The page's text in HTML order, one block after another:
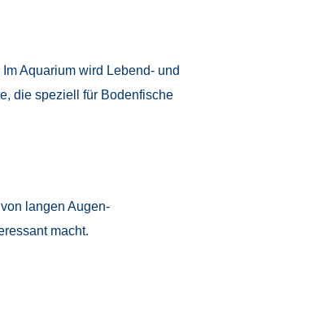
Aquarium wird Lebend- und
die speziell für Bodenfische
langen Augen-
macht.